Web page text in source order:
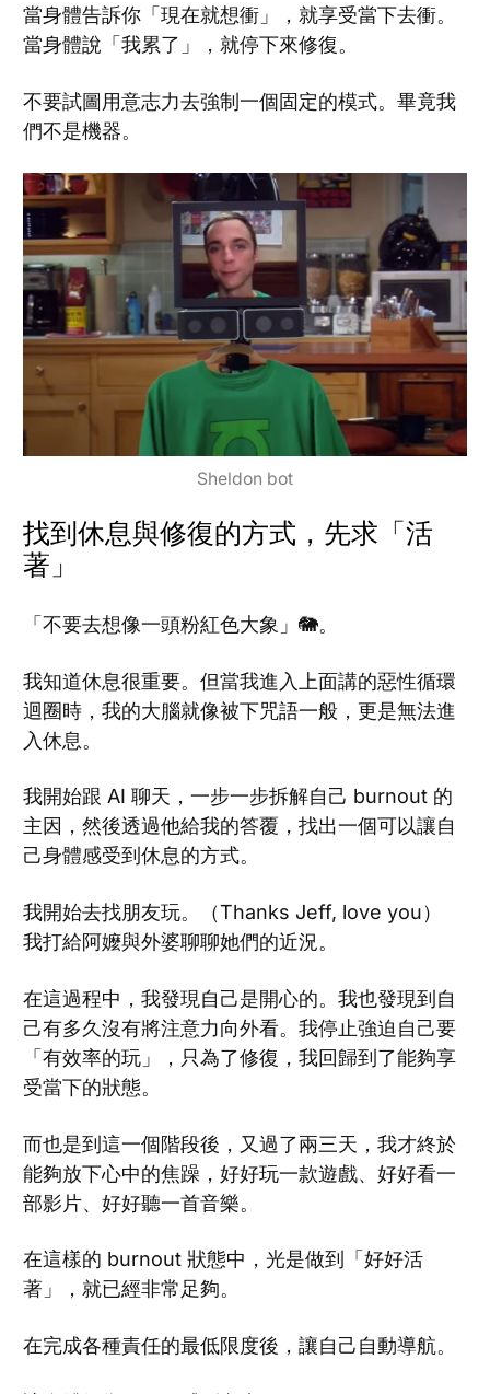
當身體告訴你「現在就想衝」，就享受當下去衝。
當身體說「我累了」，就停下來修復。
不要試圖用意志力去強制一個固定的模式。畢竟我
們不是機器。
Sheldon bot
找到休息與修復的方式，先求「活
著」
「不要去想像一頭粉紅色大象」🐘。
我知道休息很重要。但當我進入上面講的惡性循環
迴圈時，我的大腦就像被下咒語一般，更是無法進
入休息。
我開始跟 AI 聊天，一步一步拆解自己 burnout 的
主因，然後透過他給我的答覆，找出一個可以讓自
己身體感受到休息的方式。
我開始去找朋友玩。（Thanks Jeff, love you）
我打給阿嬤與外婆聊聊她們的近況。
在這過程中，我發現自己是開心的。我也發現到自
己有多久沒有將注意力向外看。我停止強迫自己要
「有效率的玩」，只為了修復，我回歸到了能夠享
受當下的狀態。
而也是到這一個階段後，又過了兩三天，我才終於
能夠放下心中的焦躁，好好玩一款遊戲、好好看一
部影片、好好聽一首音樂。
在這樣的 burnout 狀態中，光是做到「好好活
著」，就已經非常足夠。
在完成各種責任的最低限度後，讓自己自動導航。